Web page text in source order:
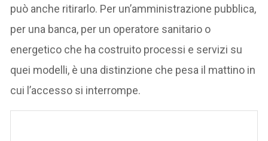
può anche ritirarlo. Per un’amministrazione pubblica,
per una banca, per un operatore sanitario o
energetico che ha costruito processi e servizi su
quei modelli, è una distinzione che pesa il mattino in
cui l’accesso si interrompe.